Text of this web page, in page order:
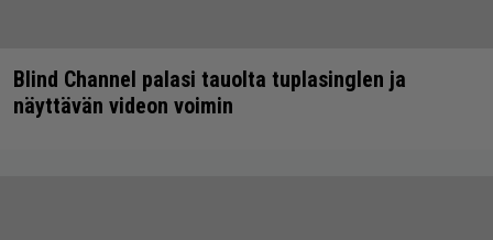
Blind Channel palasi tauolta tuplasinglen ja
näyttävän videon voimin